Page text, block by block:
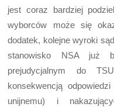
jest coraz bardziej
wyborców może się
dodatek, kolejne wyroki
stanowisko NSA już
prejudycjalnym do
konsekwencją
unijnemu) i